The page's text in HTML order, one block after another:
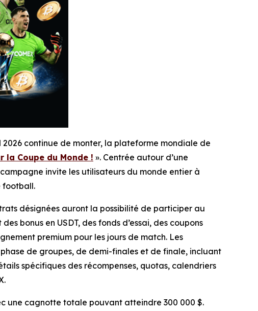
continue de monter, la plateforme mondiale de
la Coupe du Monde ! ». Centrée autour d’une
invite les utilisateurs du monde entier à
football.
désignées auront la possibilité de participer au
bonus en USDT, des fonds d’essai, des coupons
premium pour les jours de match. Les
de groupes, de demi-finales et de finale, incluant
spécifiques des récompenses, quotas, calendriers
une cagnotte totale pouvant atteindre 300 000 $.